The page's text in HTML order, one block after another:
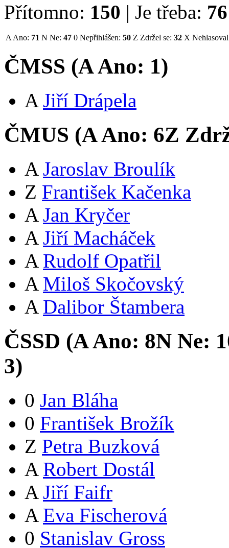
Přítomno: 150 | Je třeba: 76
A Ano: 71 N Ne: 47 0 Nepřihlášen: 50 Z Zdržel se: 32 X Nehlasoval
ČMSS (AAno: 1)
A Jiří Drápela
ČMUS (AAno: 6Z
A Jaroslav Broulík
Z František Kačenka
A Jan Kryčer
A Jiří Macháček
A Rudolf Opatřil
A Miloš Skočovský
A Dalibor Štambera
ČSSD (AAno: 8N Ne: 1
3)
0 Jan Bláha
0 František Brožík
Z Petra Buzková
A Robert Dostál
A Jiří Faifr
A Eva Fischerová
0 Stanislav Gross